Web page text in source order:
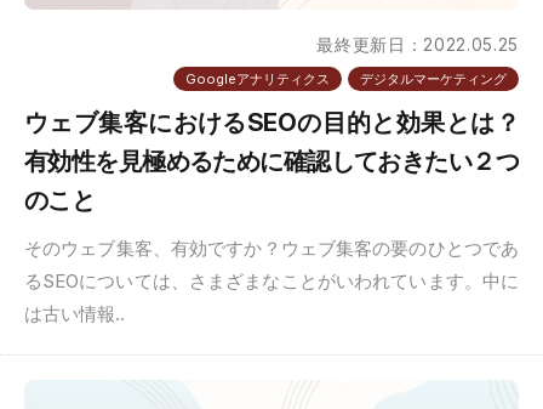
最終更新日：2022.05.25
Googleアナリティクス デジタルマーケティング
ウェブ集客におけるSEOの目的と効果とは？
有効性を見極めるために確認しておきたい２つ
のこと
そのウェブ集客、有効ですか？ウェブ集客の要のひとつであ
るSEOについては、さまざまなことがいわれています。中に
は古い情報..